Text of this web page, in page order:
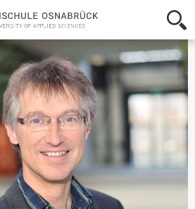
Hochschule
Osnabrück
-
University
of
Applied
Sciences